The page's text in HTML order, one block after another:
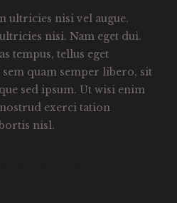
ultricies nisi vel augue.
nisi. Nam eget dui.
tempus, tellus eget
quam semper libero, sit
sed ipsum. Ut wisi enim
exerci tation
nisl.